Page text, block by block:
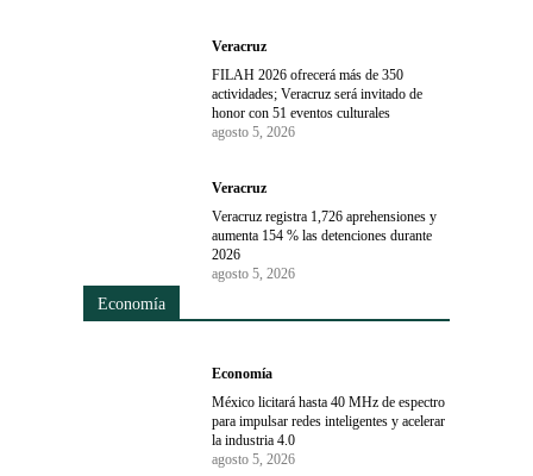
Veracruz
FILAH 2026 ofrecerá más de 350
actividades; Veracruz será invitado de
honor con 51 eventos culturales
agosto 5, 2026
Veracruz
Veracruz registra 1,726 aprehensiones y
aumenta 154 % las detenciones durante
2026
agosto 5, 2026
Economía
Economía
México licitará hasta 40 MHz de espectro
para impulsar redes inteligentes y acelerar
la industria 4.0
agosto 5, 2026